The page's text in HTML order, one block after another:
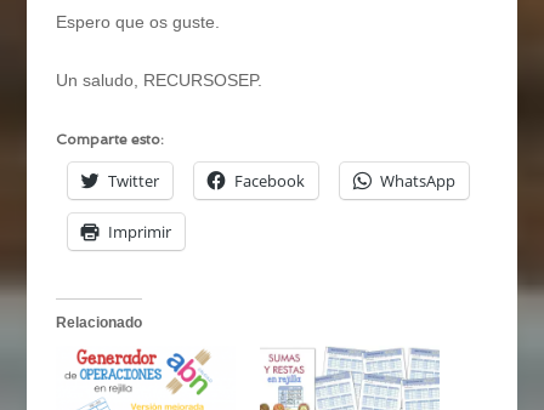
Espero que os guste.
Un saludo, RECURSOSEP.
Comparte esto:
Twitter Facebook WhatsApp
Imprimir
Relacionado